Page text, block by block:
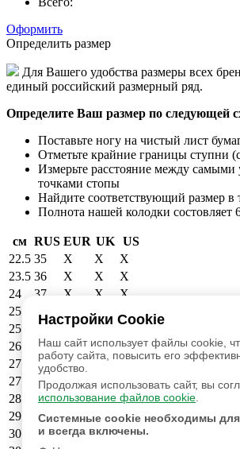
Настройки Cookie
Наш сайт использует файлы cookie,
работу сайта, повысить его
удобство.
Продолжая использовать сайт, вы
использование файлов cookie
Системные cookie необходимы
и всегда включены.
Оформить
Определить размер
Для Вашего удобства размеры всех
единый российский размерный ряд.
Определите Ваш размер по следующей
Поставьте ногу на чистый лист
Отметьте крайние границы ступни
Измерьте расстояние между
точками стопы
Найдите соответствующий размер в
Полнота нашей колодки состовляет
см RUS EUR UK US
22.5 35 X X
X
23.5 36 X X
X
24
37 X X
X
25
6
25.5
39 40 6.5
7
26.5
40 41 7.5
8
27
41 42 8
8.5
27.5
42 43 9
9.5
28.5
43 44 9.5
10
29
44 45 10.5 11
30
45 46 11.5 12